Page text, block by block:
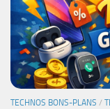
TECHNOS BONS-PLANS /